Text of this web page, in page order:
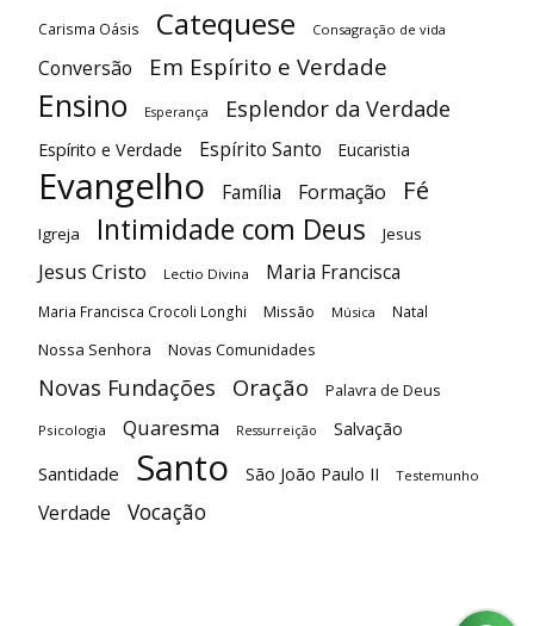
Carisma Oásis Catequese Consagração de vida
Conversão Em Espírito e Verdade
Ensino Esperança Esplendor da Verdade
Espírito e Verdade Espírito Santo Eucaristia
Evangelho Família Formação Fé
Igreja Intimidade com Deus Jesus
Jesus Cristo Lectio Divina Maria Francisca
Maria Francisca Crocoli Longhi Missão Música Natal
Nossa Senhora Novas Comunidades
Novas Fundações Oração Palavra de Deus
Psicologia Quaresma Ressurreição Salvação
Santidade Santo São João Paulo II Testemunho
Verdade Vocação